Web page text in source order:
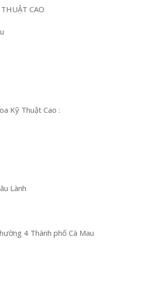
CAO
Kỹ Thuật Cao :
Lành
4 Thành phố Cà Mau